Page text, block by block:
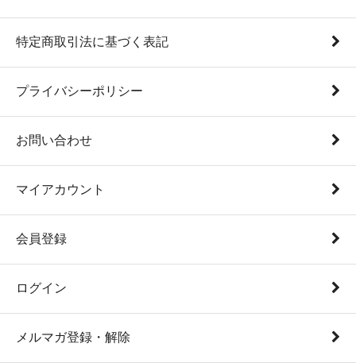
特定商取引法に基づく表記
プライバシーポリシー
お問い合わせ
マイアカウント
会員登録
ログイン
メルマガ登録・解除